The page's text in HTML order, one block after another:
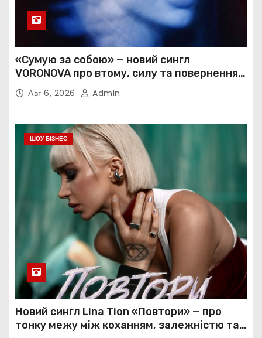
«Сумую за собою» — новий сингл
VORONOVA про втому, силу та повернення
до себе
Авг 6, 2026 Admin
ШОУ БІЗНЕС
Новий сингл Lina Tion «Повтори» — про
тонку межу між коханням, залежністю та